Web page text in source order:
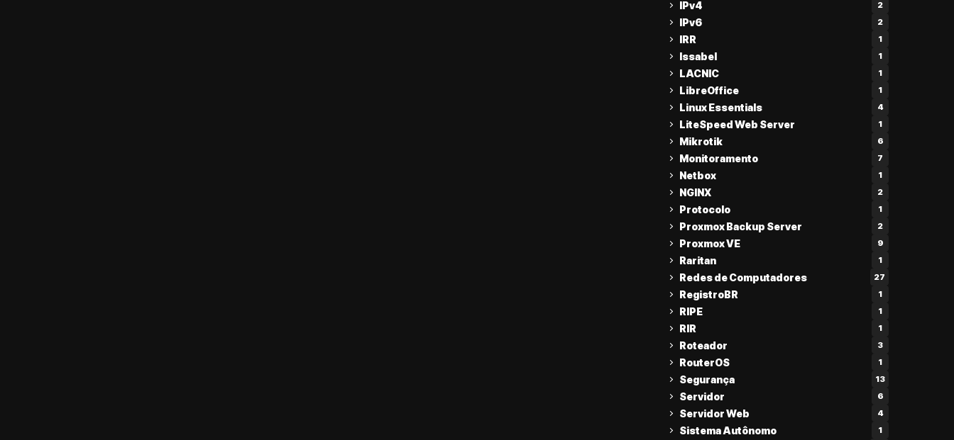
IPv4 2
IPv6 2
IRR 1
Issabel 1
LACNIC 1
LibreOffice 1
Linux Essentials 4
LiteSpeed Web Server 1
Mikrotik 6
Monitoramento 7
Netbox 1
NGINX 2
Protocolo 1
Proxmox Backup Server 2
Proxmox VE 9
Raritan 1
Redes de Computadores 27
RegistroBR 1
RIPE 1
RIR 1
Roteador 3
RouterOS 1
Segurança 13
Servidor 6
Servidor Web 4
Sistema Autônomo 1